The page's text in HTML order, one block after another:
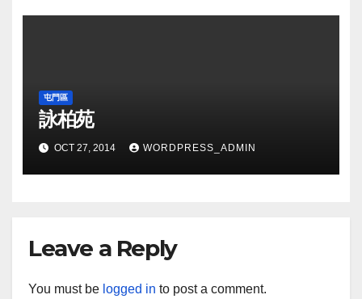
屯門區
詠柏苑
OCT 27, 2014 WORDPRESS_ADMIN
Leave a Reply
You must be logged in to post a comment.